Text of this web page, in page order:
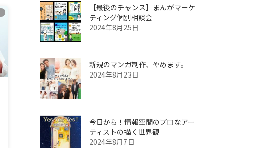
【最後のチャンス】まんがマーケ
ティング個別相談会
2024年8月25日
新規のマンガ制作、やめます。
2024年8月23日
今日から！情報空間のプロなアー
ティストの描く世界観
2024年8月7日